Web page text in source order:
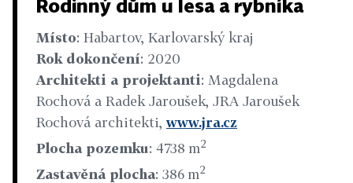
Rodinný dům u lesa a rybníka
Místo: Habartov, Karlovarský kraj
Rok dokončení: 2020
Architekti a projektanti: Magdalena
Rochová a Radek Jaroušek, JRA Jaroušek
Rochová architekti,www.jra.cz
Plocha pozemku: 4738 m2
Zastavěná plocha: 386 m2